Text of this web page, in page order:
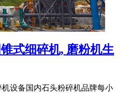
式细碎机, 磨粉机生
设备国内石头粉碎机品牌每小